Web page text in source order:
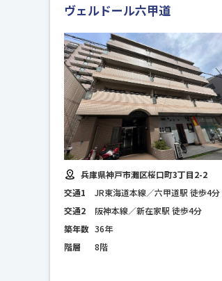
ヴェルドール六甲道
兵庫県神戸市灘区桜口町3丁目2-2
交通1
JR東海道本線／六甲道駅 徒歩4分
交通2
阪神本線／新在家駅 徒歩4分
築年数 36年
階層
8階